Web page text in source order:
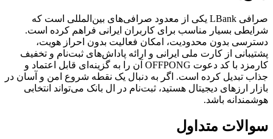
صرافی LBank یکی از معدود صرافی‌های بین‌المللی است که
شرایطی بسیار مناسب برای کاربران ایرانی فراهم کرده است.
دسترسی بدون محدودیت، امکان فعالیت بدون احراز هویت،
پشتیبانی از کارت ملی ایرانی و ارائه پاداش‌های ثبت‌نام و تخفیف
کارمزد با کد دعوت OFFPONG آن را به گزینه‌ای قابل اعتماد و
جذاب تبدیل کرده است. اگر به دنبال یک نقطه شروع امن و آسان در
بازار ارزهای دیجیتال هستید، ثبت‌نام در ال بانک می‌تواند انتخابی
هوشمندانه باشد.
سوالات متداول